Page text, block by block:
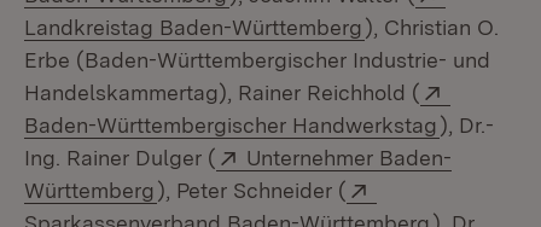
Landkreistag Baden-Württemberg(Öffnet in neuem
), Christian O.
Erbe (Baden-Württembergischer Industrie- und
Handelskammertag), Rainer Reichhold (
Baden-Württembergischer Handwerkstag(Öffnet in
), Dr.-
Ing. Rainer Dulger (
Extern:
Unternehmer Baden-
Württemberg(Öffnet in neuem Fenster)
), Peter Schneider (
(Öffnet in